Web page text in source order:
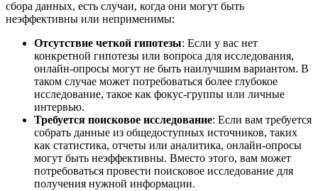
сбора данных, есть случаи, когда они могут быть
неэффективны или неприменимы:
Отсутствие четкой гипотезы: Если у вас нет
конкретной гипотезы или вопроса для исследования,
онлайн-опросы могут не быть наилучшим вариантом. В
таком случае может потребоваться более глубокое
исследование, такое как фокус-группы или личные
интервью.
Требуется поисковое исследование: Если вам требуется
собрать данные из общедоступных источников, таких
как статистика, отчеты или аналитика, онлайн-опросы
могут быть неэффективны. Вместо этого, вам может
потребоваться провести поисковое исследование для
получения нужной информации.